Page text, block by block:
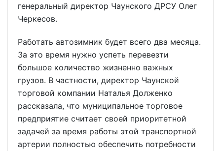
генеральный директор Чаунского ДРСУ Олег
Черкесов.
Работать автозимник будет всего два месяца.
За это время нужно успеть перевезти
большое количество жизненно важных
грузов. В частности, директор Чаунской
торговой компании Наталья Долженко
рассказала, что муниципальное торговое
предприятие считает своей приоритетной
задачей за время работы этой транспортной
артерии полностью обеспечить потребности